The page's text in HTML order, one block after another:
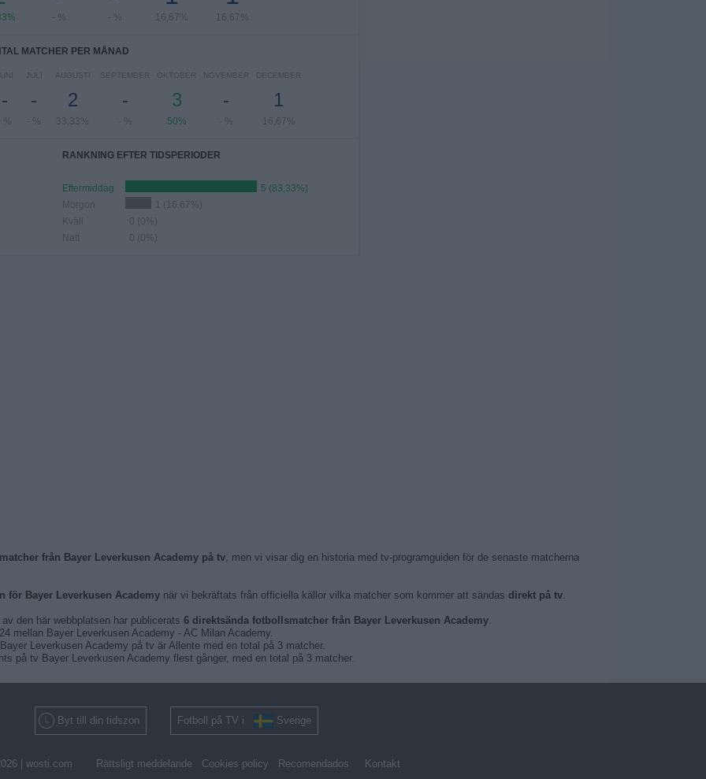
- % - % 16,67% 16,67%
MATCHER PER MÅNAD
-
%
JULI
-
- %
AUGUSTI
2
33,33%
SEPTEMBER
-
- %
OKTOBER
3
50%
NOVEMBER
-
- %
DECEMBER
1
16,67%
RANKNING EFTER TIDSPERIODER
Eftermiddag
5 (83,33%)
Morgon
1 (16,67%)
Kväll
0 (0%)
Natt
0 (0%)
från Bayer Leverkusen Academy på tv, men vi visar dig en historia med tv-programguiden för de senaste matcherna
för Bayer Leverkusen Academynär vi bekräftats från officiella källor vilka matcher som kommer att sändas direkt på tv.
den här webbplatsen har publicerats 6 direktsända fotbollsmatcher från Bayer Leverkusen Academy.
mellan Bayer Leverkusen Academy - AC Milan Academy.
Leverkusen Academy på tv är Allente med en total på 3 matcher.
på tv Bayer Leverkusen Academy flest gånger, med en total på 3 matcher.
Byt till din tidszon Fotboll på TV i Sverige
| wosti.com Rättsligt meddelande Cookies policy Recomendados Kontakt